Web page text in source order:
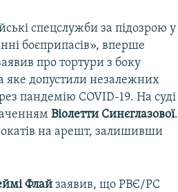
спецслужби за підозрою у
боєприпасів», вперше
про тортури з боку
яке допустили незалежних
пандемію COVID-19. На суді
Віолетти Синєглазової.
на арешт, залишивши
Флай заявив, що РВЄ/РС